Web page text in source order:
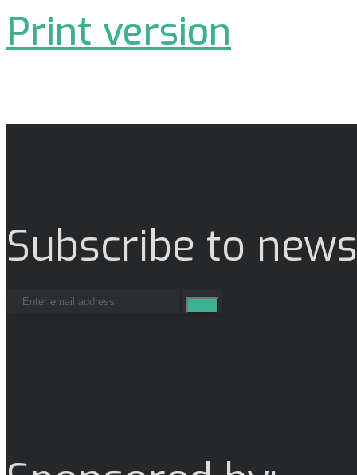
Print version
Subscribe to